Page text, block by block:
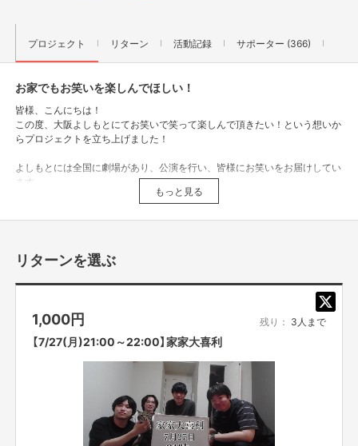
プロジェクト リターン 活動記録 サポーター (366)
お家でもお笑いを楽しんでほしい！
皆様、こんにちは！
この度、大阪よしもとにてお笑いで笑って楽しんで頂きたい！という想いか
らプロジェクトを立ち上げました！
よしもとには全国に劇場があり、公演を行い、皆様にお笑いをお届けしてい
ます。
阪ならではのコンテンツを日々企画・制作し、皆様にお届けしております。
お笑いを少しでも楽しんで頂きたいという思いから、オンラインツールを用
いて様々なお笑いのコンテンツをご自宅でお楽しみ頂こうと企画致しまし
た！
今回ご支援頂いた資金は、「家家大笑の運営・システム開発費用」と「タレン
トへのギャラ」に充てさせて頂きます。
家家大笑(カカタイショウ)とは…
呵呵大笑「大声をあげて笑うこと」を意味する四字熟語をお家で楽しんでも
らえるようにという意味を込めて作った造語となっております！
いつも劇場に足を運んでくださり応援してくれる皆様に、
もっと見る
リターンを選ぶ
1,000円 残り： 3人まで
【7/27(月)21:00～22:00】家家大喜利